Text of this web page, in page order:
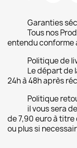
Garanties
Tous nos
entendu conforme
Politique de
Le départ de
24h à 48h après
Politique
il vous sera
de 7,90 euro à
ou plus si